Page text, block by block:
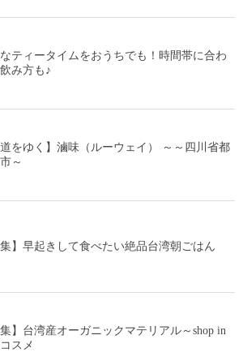
ティータイムをおうちでも！時間帯に合わ
み方も♪
道をゆく】滷味（ルーウェイ） ～～四川省都
～
集】早起きして食べたい絶品台湾朝ごはん
集】台湾産オーガニックマテリアル～shop in
スメ